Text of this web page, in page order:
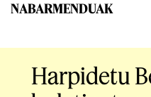
NABARMENDUAK
Harpidetu